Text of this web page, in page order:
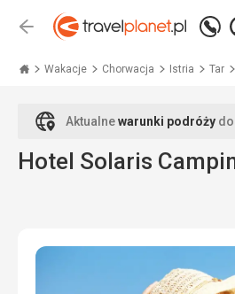
Wstecz
Wakacje Chorwacja Istria Tar
Aktualnewarunki podróży
Hotel Solaris